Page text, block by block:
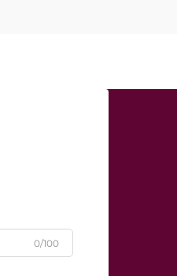
0/100